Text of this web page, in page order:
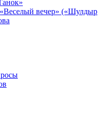
вечер» («Шулдыр